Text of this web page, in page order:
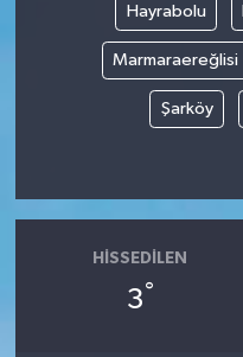
Hayrabolu
Marmaraereğlisi
Şarköy
HISSEDILEN
3°